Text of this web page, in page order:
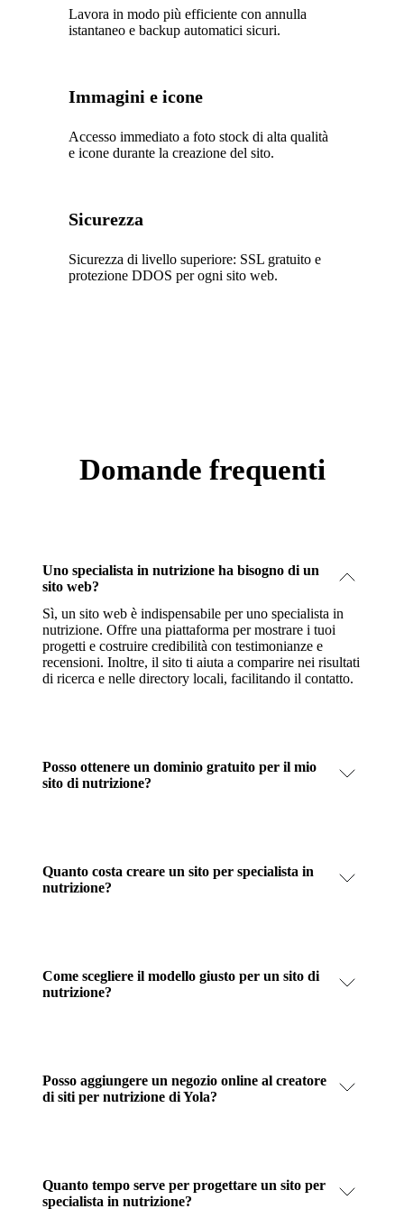
Lavora in modo più efficiente con annulla
istantaneo e backup automatici sicuri.
Immagini e icone
Accesso immediato a foto stock di alta qualità
e icone durante la creazione del sito.
Sicurezza
Sicurezza di livello superiore: SSL gratuito e
protezione DDOS per ogni sito web.
Domande frequenti
Uno specialista in nutrizione ha bisogno di un
sito web?
Sì, un sito web è indispensabile per uno specialista in
nutrizione. Offre una piattaforma per mostrare i tuoi
progetti e costruire credibilità con testimonianze e
recensioni. Inoltre, il sito ti aiuta a comparire nei risultati
di ricerca e nelle directory locali, facilitando il contatto.
Posso ottenere un dominio gratuito per il mio
sito di nutrizione?
Quanto costa creare un sito per specialista in
nutrizione?
Come scegliere il modello giusto per un sito di
nutrizione?
Posso aggiungere un negozio online al creatore
di siti per nutrizione di Yola?
Quanto tempo serve per progettare un sito per
specialista in nutrizione?